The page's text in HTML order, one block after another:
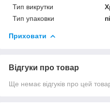
Тип викрутки
Тип упаковки
Приховати
Відгуки про товар
Ще немає відгуків про цей